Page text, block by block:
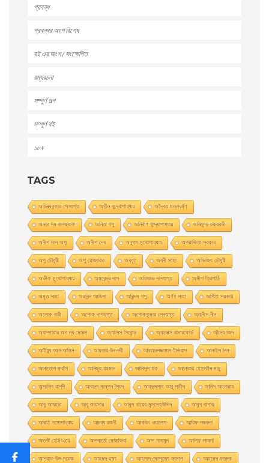
প্রবন্ধ
প্রবন্ধর অংশ বিশেষ
বই এর অংশ / সংক্ষেপিত
রম্যরচনা
সম্পুর্ণ গল্প
সম্পুর্ণ বই
১৮+
TAGS
অচিন্ত্যকুমার সেনগুপ্ত অতীন বন্দ্যোপাধ্যায় অদ্বৈত মল্লবর্মণ
অনরে দ্য বালজ্যাক অনিতা বসু অনির্বাণ বন্দ্যোপাধ্যায় অনিলেন্দু চক্রবর্তী
অনীশ দাস অপু অনীশ দেব অনুপম মুখোপাধ্যায় অপরাজিতা সরকার
অপু চৌধুরী অপু রােজারিও অবধূত অবনী সাহা অভিজিৎ চৌধুরী
অভীক মুখোপাধ্যায় অমরেন্দ্র দাস অমিতাভ দাশগুপ্ত অমীশ ত্রিপাঠি
অমৃত সাহা অরবিন্দ আডিগা অরিন্দম বসু অর্ণব সাহা অর্পিতা সরকার
অলোক বারী অশােক দাশগুপ্ত অশোককুমার সেনগুপ্ত অ্যানীস নীন
অ্যাম্পায়ার অব দ্য মােঘল অ্যালিস সিবােন্ড অ্যালেক্স রাদারফোর্ড আঁদ্রে জিদ
আইয়ুব আল আমিন আখতার-উন-নবী আখতারুজ্জামান ইলিয়াস আনাইস নিন
আনাতােল ফ্রাঁস আনিছুর রহমান আনিসুল হক আনোয়ার হোসেইন মঞ্জু
আন্দালিব রাশদী আবদুল মান্নান সৈয়দ আবদুল্লাহ আবু সায়ীদ আবিদ আনোয়ার
আবু আযহার আবু কায়সার আবুল খায়ের মুসলেহউদ্দিন আবুল বাশার
আরতি গঙ্গোপাধ্যায় আরব্য রজনী আরভিং ওয়ালেস আরিফ নজরুল
আর্নেষ্ট হেমিংওয়ে আলবার্তো মােরাভিয়া আল মাহমুদ আলিফ লায়লা
আশরাফ উল ময়েজ আহমদ ছফা আহমাদ মোস্তফা কামাল আহমেদ ফারুক